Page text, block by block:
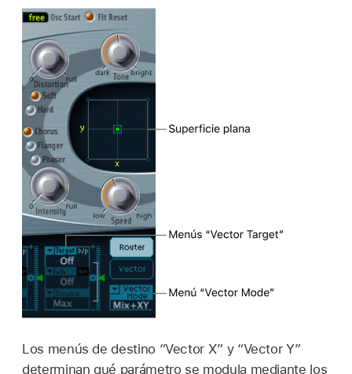
Los menús de destino “Vector X” y “Vector Y”
determinan qué parámetro se modula mediante los